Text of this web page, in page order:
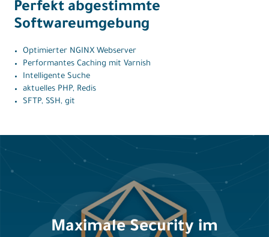
Perfekt abgestimmte
Softwareumgebung
Optimierter NGINX Webserver
Performantes Caching mit Varnish
Intelligente Suche
aktuelles PHP, Redis
SFTP, SSH, git
Maximale Security im